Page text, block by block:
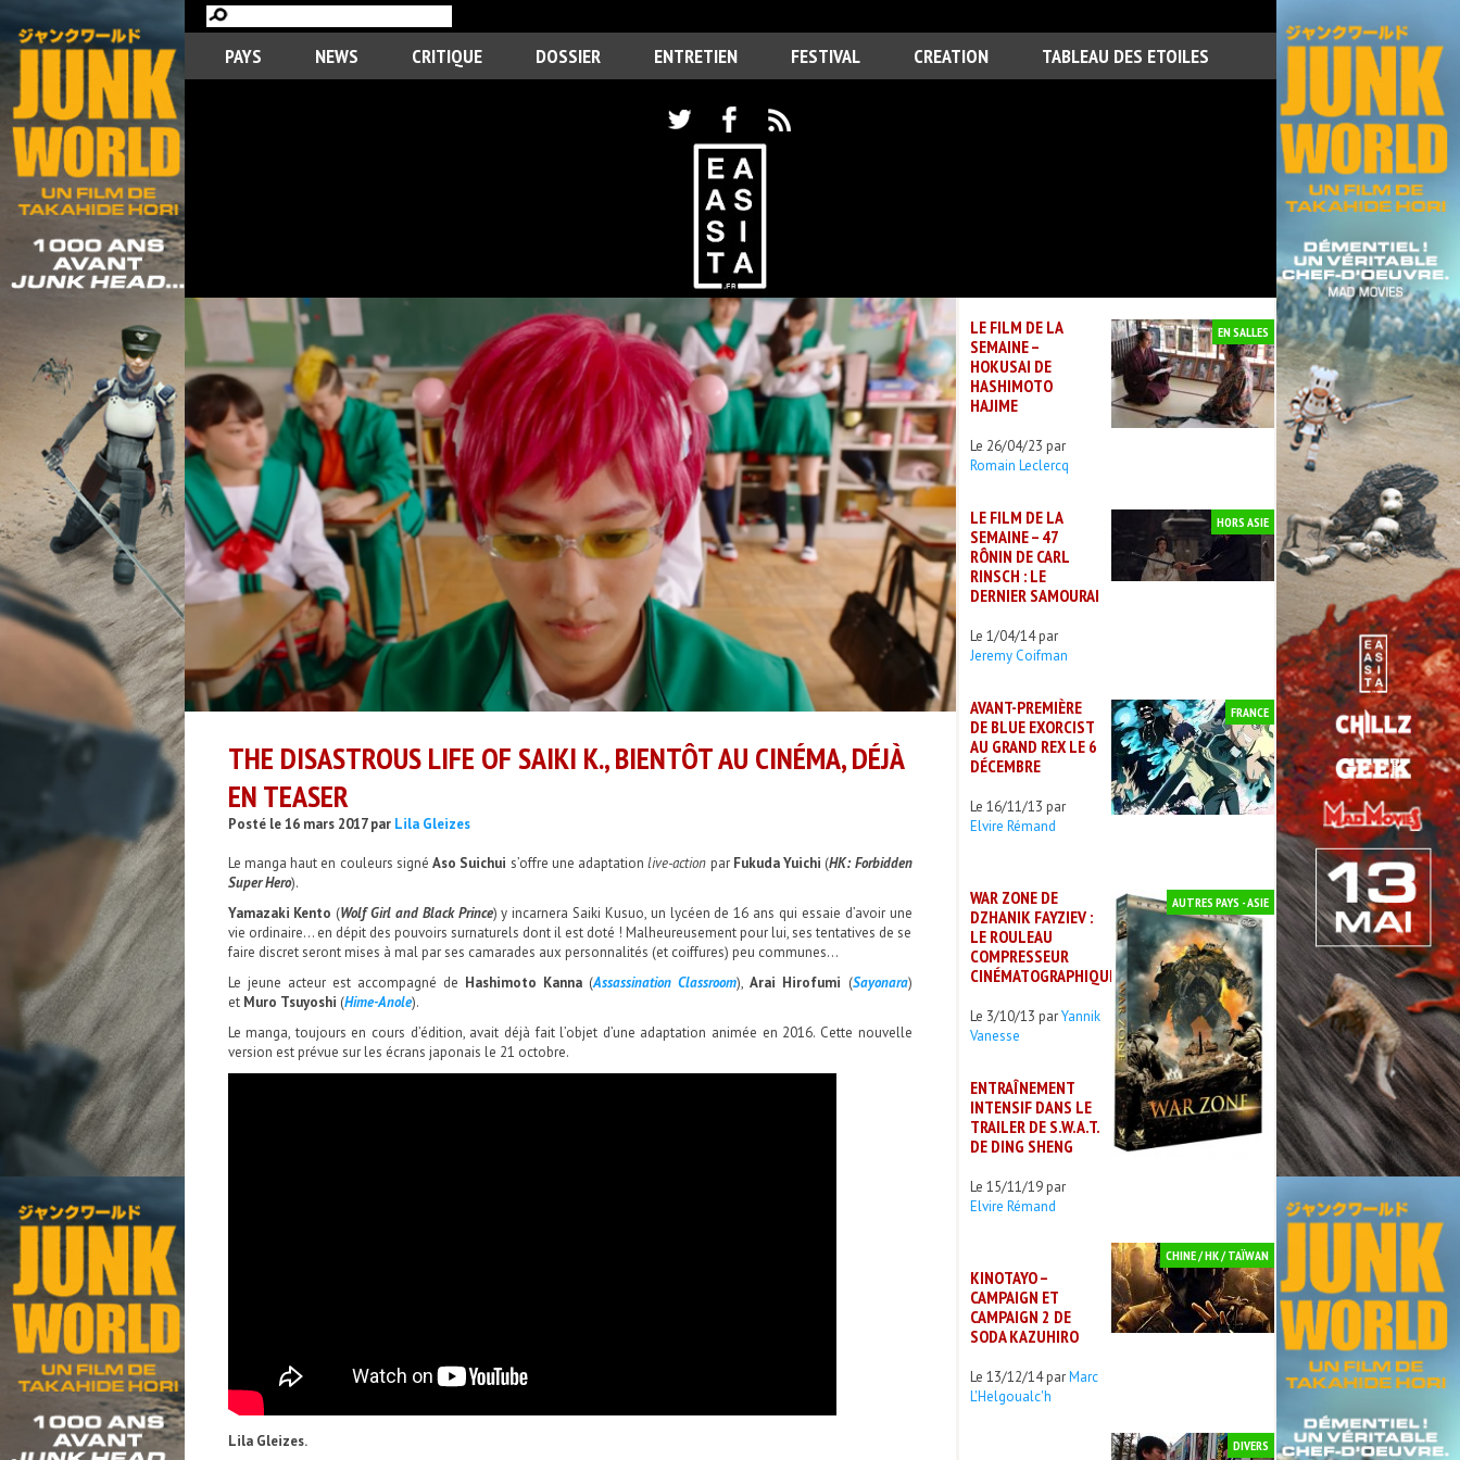
PAYS NEWS CRITIQUE DOSSIER ENTRETIEN FESTIVAL CREATION TABLEAU DES ETOILES
THE DISASTROUS LIFE OF SAIKI K., BIENTÔT AU CINÉMA, DÉJÀ
EN TEASER
Posté le 16 mars 2017 par Lila Gleizes
Le manga haut en couleurs signé Aso Suichui s’offre une adaptationlive-action par Fukuda Yuichi (HK: Forbidden
Super Hero).
Yamazaki Kento (Wolf Girl and Black Prince) y incarnera Saiki Kusuo, un lycéen de 16 ans qui essaie d’avoir une
vie ordinaire… en dépit des pouvoirs surnaturels dont il est doté ! Malheureusement pour lui, ses tentatives de se
faire discret seront mises à mal par ses camarades aux personnalités (et coiffures) peu communes…
Le jeune acteur est accompagné de Hashimoto Kanna (Assassination Classroom),Arai Hirofumi (Sayonara)
et Muro Tsuyoshi (Hime-Anole).
Le manga, toujours en cours d’édition, avait déjà fait l’objet d’une adaptation animée en 2016. Cette nouvelle
version est prévue sur les écrans japonais le 21 octobre.
Lila Gleizes.
LE FILM DE LA
SEMAINE –
HOKUSAI DE
HASHIMOTO
HAJIME
Le 26/04/23 par
Romain Leclercq
EN SALLES
LE FILM DE LA
SEMAINE – 47
RÔNIN DE CARL
RINSCH : LE
DERNIER SAMOURAI
Le 1/04/14 par
Jeremy Coifman
HORS ASIE
AVANT-PREMIÈRE
DE BLUE EXORCIST
AU GRAND REX LE 6
DÉCEMBRE
Le 16/11/13 par
Elvire Rémand
FRANCE
WAR ZONE DE
DZHANIK FAYZIEV :
LE ROULEAU
COMPRESSEUR
CINÉMATOGRAPHIQUE
Le 3/10/13 parYannik
Vanesse
AUTRES PAYS - ASIE
ENTRAÎNEMENT
INTENSIF DANS LE
TRAILER DE S.W.A.T.
DE DING SHENG
Le 15/11/19 par
Elvire Rémand
CHINE / HK / TAÏWAN
KINOTAYO –
CAMPAIGN ET
CAMPAIGN 2 DE
SODA KAZUHIRO
Le 13/12/14 parMarc
L'Helgoualc'h
DIVERS